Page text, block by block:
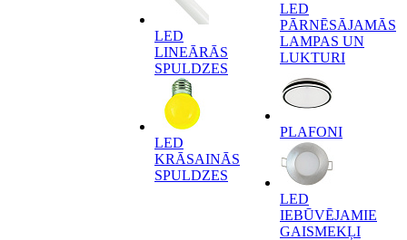
LED
LINEĀRĀS
SPULDZES
LED
KRĀSAINĀS
SPULDZES
LED
PĀRNĒSĀJAMĀS
LAMPAS UN
LUKTURI
PLAFONI
LED
IEBŪVĒJAMIE
GAISMEKĻI